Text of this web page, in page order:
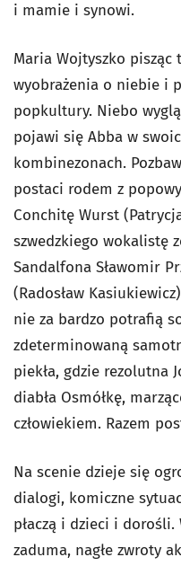
i mamie i synowi.
Maria Wojtyszko pisząc
wyobrażenia o niebie i
popkultury. Niebo
pojawi się Abba w
kombinezonach.
postaci rodem z
Conchitę Wurst
szwedzkiego wokalistę
Sandalfona Sławomir
(Radosław
nie za bardzo potrafią
zdeterminowaną
piekła, gdzie rezolutna
diabła Osmółkę,
człowiekiem. Razem
Na scenie dzieje się
dialogi, komiczne
płaczą i dzieci i
zaduma, nagłe zwroty